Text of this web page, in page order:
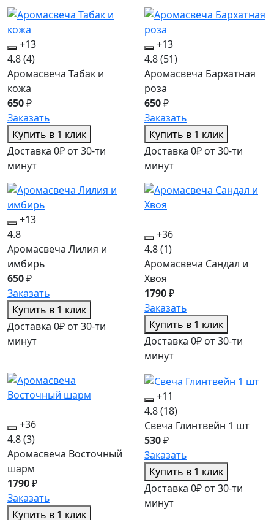
+13
4.8(4)
Аромасвеча Табак и
кожа
650₽
Заказать
Купить в 1 клик
Доставка 0₽ от 30-ти
минут
+13
4.8(51)
Аромасвеча Бархатная
роза
650₽
Заказать
Купить в 1 клик
Доставка 0₽ от 30-ти
минут
+13
4.8
Аромасвеча Лилия и
имбирь
650₽
Заказать
Купить в 1 клик
Доставка 0₽ от 30-ти
минут
+36
4.8(1)
Аромасвеча Сандал и
Хвоя
1790₽
Заказать
Купить в 1 клик
Доставка 0₽ от 30-ти
минут
+36
4.8(3)
Аромасвеча Восточный
шарм
1790₽
Заказать
Купить в 1 клик
+11
4.8(18)
Свеча Глинтвейн 1 шт
530₽
Заказать
Купить в 1 клик
Доставка 0₽ от 30-ти
минут